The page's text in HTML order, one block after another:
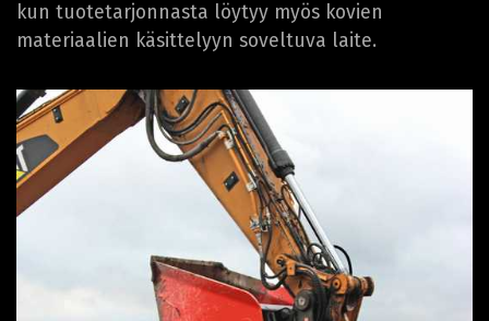
kun tuotetarjonnasta löytyy myös kovien
materiaalien käsittelyyn soveltuva laite.